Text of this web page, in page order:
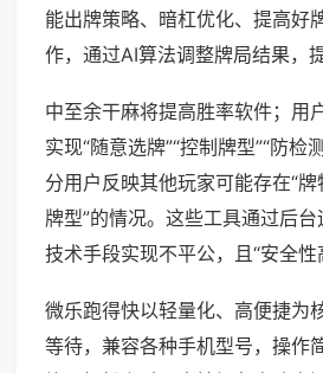
能出牌策略、暗杠优化、提高好
作，通过AI算法调整牌局结果，
中至余干麻将提高胜率软件；用
实现“随意选牌”“控制牌型”“防检
分用户反映其他玩家可能存在“牌
牌型”的情况。这些工具通过后
技术手段实现不平公，且“安全性
微乐跑得快以轻量化、高便捷为
等待，兼容各种手机型号，操作